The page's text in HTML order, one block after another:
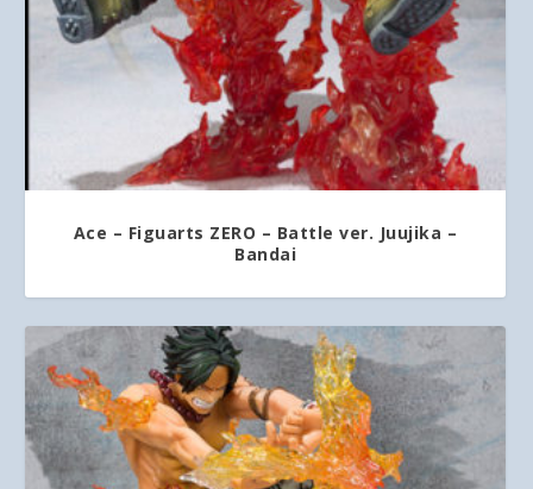
Ace – Figuarts ZERO – Battle ver. Juujika –
Bandai